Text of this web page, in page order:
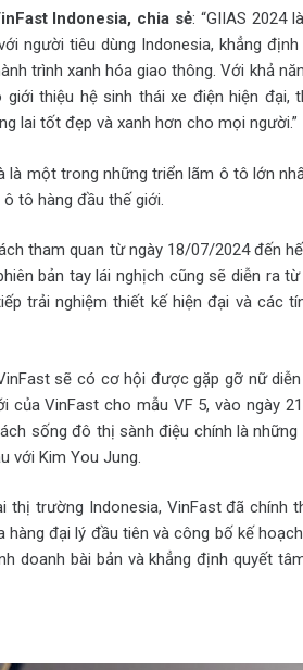
Indonesia, chia sẻ: “GIIAS 2024
người tiêu dùng Indonesia, khẳng
trình xanh hóa giao thông. Với khả
thiệu hệ sinh thái xe điện hiện đại,
lai tốt đẹp và xanh hơn cho mọi người.”
là một trong những triển lãm ô tô lớn
tô hàng đầu thế giới.
tham quan từ ngày 18/07/2024 đến
bản tay lái nghịch cũng sẽ diễn ra
trải nghiệm thiết kế hiện đại và các
sẽ có cơ hội được gặp gỡ nữ
của VinFast cho mẫu VF 5, vào ngày
sống đô thị sành điệu chính là
với Kim You Jung.
thị trường Indonesia, VinFast đã chính
đại lý đầu tiên và công bố kế
doanh bài bản và khẳng định quyết